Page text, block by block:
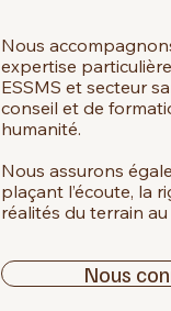
Nous
expertise
ESSMS et secteur
conseil et de
humanité.
Nous assurons
plaçant l’écoute, la
réalités du terrain
Nous